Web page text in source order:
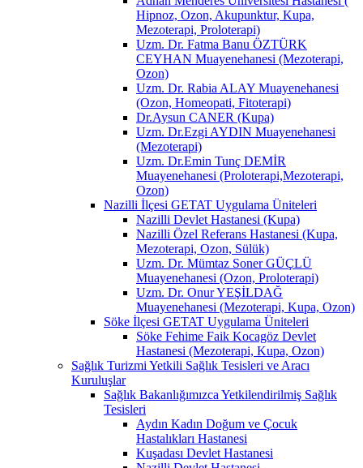
Hipnoz, Ozon, Akupunktur, Kupa,
Mezoterapi, Proloterapi)
Uzm. Dr. Fatma Banu ÖZTÜRK
CEYHAN Muayenehanesi (Mezoterapi,
Ozon)
Uzm. Dr. Rabia ALAY Muayenehanesi
(Ozon, Homeopati, Fitoterapi)
Dr.Aysun CANER (Kupa)
Uzm. Dr.Ezgi AYDIN Muayenehanesi
(Mezoterapi)
Uzm. Dr.Emin Tunç DEMİR
Muayenehanesi (Proloterapi,Mezoterapi,
Ozon)
Nazilli İlçesi GETAT Uygulama Üniteleri
Nazilli Devlet Hastanesi (Kupa)
Nazilli Özel Referans Hastanesi (Kupa,
Mezoterapi, Ozon, Sülük)
Uzm. Dr. Mümtaz Soner GÜÇLÜ
Muayenehanesi (Ozon, Proloterapi)
Uzm. Dr. Onur YEŞİLDAĞ
Muayenehanesi (Mezoterapi, Kupa, Ozon)
Söke İlçesi GETAT Uygulama Üniteleri
Söke Fehime Faik Kocagöz Devlet
Hastanesi (Mezoterapi, Kupa, Ozon)
Sağlık Turizmi Yetkili Sağlık Tesisleri ve Aracı
Kuruluşlar
Sağlık Bakanlığımızca Yetkilendirilmiş Sağlık
Tesisleri
Aydın Kadın Doğum ve Çocuk
Hastalıkları Hastanesi
Kuşadası Devlet Hastanesi